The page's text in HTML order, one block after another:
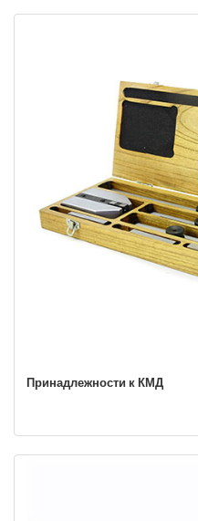
Принадлежности к КМД